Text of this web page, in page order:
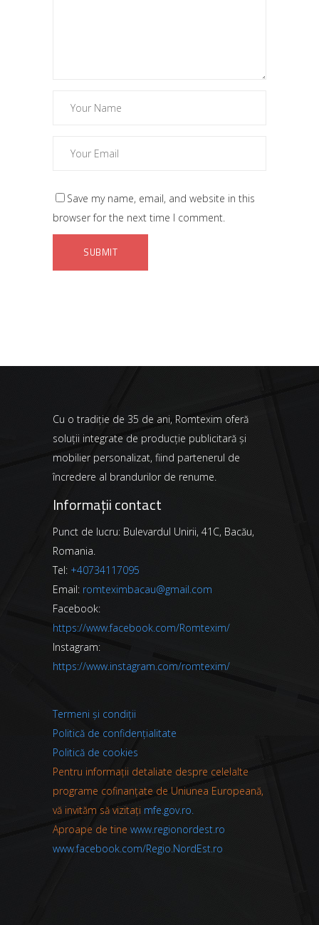
Save my name, email, and website in this
browser for the next time I comment.
Cu o tradiție de 35 de ani, Romtexim oferă
soluții integrate de producție publicitară și
mobilier personalizat, fiind partenerul de
încredere al brandurilor de renume.
Informații contact
Punct de lucru: Bulevardul Unirii, 41C, Bacău,
Romania.
Tel: +40734117095
Email: romteximbacau@gmail.com
Facebook:
https://www.facebook.com/Romtexim/
Instagram:
https://www.instagram.com/romtexim/
Termeni și condiții
Politică de confidențialitate
Politică de cookies
Pentru informații detaliate despre celelalte
programe cofinanțate de Uniunea Europeană,
vă invităm să vizitați mfe.gov.ro.
Aproape de tine www.regionordest.ro
www.facebook.com/Regio.NordEst.ro